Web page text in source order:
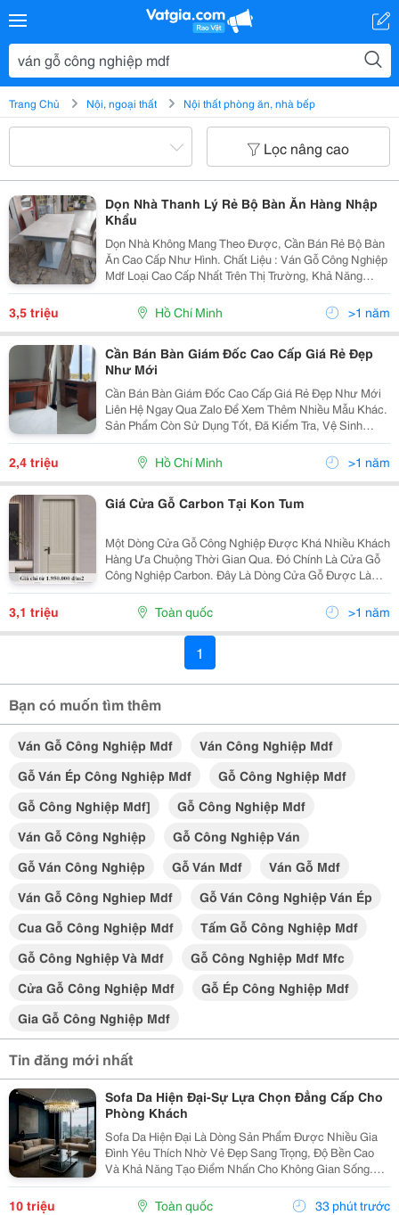
Trang Chủ Nội, ngoại thất Nội thất phòng ăn, nhà bếp
Lọc nâng cao
Dọn Nhà Thanh Lý Rẻ Bộ Bàn Ăn Hàng Nhập
Khẩu
Dọn Nhà Không Mang Theo Được, Cần Bán Rẻ Bộ Bàn
Ăn Cao Cấp Như Hình. Chất Liệu : Ván Gỗ Công Nghiệp
Mdf Loại Cao Cấp Nhất Trên Thị Trường, Khả Năng
Kháng Nước Cao, Không Sợ Thời Thiết, Chống Mối
Mọt&Hellip; Kích Thước : 1M6X90Cm Kéo Ra
2Mx90Cm ...
3,5 triệu Hồ Chí Minh >1 năm
Cần Bán Bàn Giám Đốc Cao Cấp Giá Rẻ Đẹp
Như Mới
Cần Bán Bàn Giám Đốc Cao Cấp Giá Rẻ Đẹp Như Mới
Liên Hệ Ngay Qua Zalo Để Xem Thêm Nhiều Mẫu Khác.
Sản Phẩm Còn Sử Dụng Tốt, Đã Kiểm Tra, Vệ Sinh
Sạch Đẹp Như Mới. - Chất Liệu: Ván Gỗ Công Nghiệp
Mdf Cao Cấp - Số Lượng: 1 - Kích Thước:...
2,4 triệu Hồ Chí Minh >1 năm
Giá Cửa Gỗ Carbon Tại Kon Tum
Một Dòng Cửa Gỗ Công Nghiệp Được Khá Nhiều Khách
Hàng Ưa Chuộng Thời Gian Qua. Đó Chính Là Cửa Gỗ
Công Nghiệp Carbon. Đây Là Dòng Cửa Gỗ Được Làm
Từ Các Vật Liệu Mới - Sợi Tinh Thể Carbon. Với Khả
Năng Thấm Hút Ổn Hơn Ván Gỗ Công Nghiệp Mdf Và
3,1 triệu Toàn quốc >1 năm
1
Bạn có muốn tìm thêm
Ván Gỗ Công Nghiệp Mdf
Ván Công Nghiệp Mdf
Gỗ Ván Ép Công Nghiệp Mdf
Gỗ Công Nghiệp Mdf
Gỗ Công Nghiệp Mdf]
Gỗ Công Nghiệp Mdf
Ván Gỗ Công Nghiệp
Gỗ Công Nghiệp Ván
Gỗ Ván Công Nghiệp
Gỗ Ván Mdf
Ván Gỗ Mdf
Ván Gỗ Công Nghiep Mdf
Gỗ Ván Công Nghiệp Ván Ép
Cua Gỗ Công Nghiệp Mdf
Tấm Gỗ Công Nghiệp Mdf
Gỗ Công Nghiệp Và Mdf
Gỗ Công Nghiệp Mdf Mfc
Cửa Gỗ Công Nghiệp Mdf
Gỗ Ép Công Nghiệp Mdf
Gia Gỗ Công Nghiệp Mdf
Tin đăng mới nhất
Sofa Da Hiện Đại-Sự Lựa Chọn Đẳng Cấp Cho
Phòng Khách
Sofa Da Hiện Đại Là Dòng Sản Phẩm Được Nhiều Gia
Đình Yêu Thích Nhờ Vẻ Đẹp Sang Trọng, Độ Bền Cao
Và Khả Năng Tạo Điểm Nhấn Cho Không Gian Sống.
Với Thiết Kế Tinh Tế Cùng Chất Liệu Da Cao Cấp, Sofa
Không Chỉ Mang Lại Cảm Giác Thoải Mái Mà Còn Thể...
10 triệu Toàn quốc 33 phút trước